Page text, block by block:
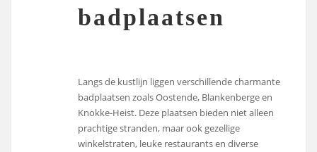
badplaatsen
Langs de kustlijn liggen verschillende charmante
badplaatsen zoals Oostende, Blankenberge en
Knokke-Heist. Deze plaatsen bieden niet alleen
prachtige stranden, maar ook gezellige
winkelstraten, leuke restaurants en diverse